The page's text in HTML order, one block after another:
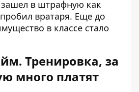
в штрафную как
вратаря. Еще до
в классе стало
Тренировка, за
много платят